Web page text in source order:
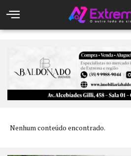
Nenhum conteúdo encontrado.